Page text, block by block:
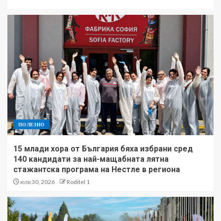
ПОЛЕЗНО
15 млади хора от България бяха избрани сред
140 кандидати за най-мащабната лятна
стажантска програма на Нестле в региона
юли 30, 2026 Roditel 1